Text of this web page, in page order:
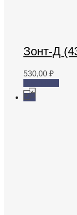
Зонт-Д
530,00 ₽